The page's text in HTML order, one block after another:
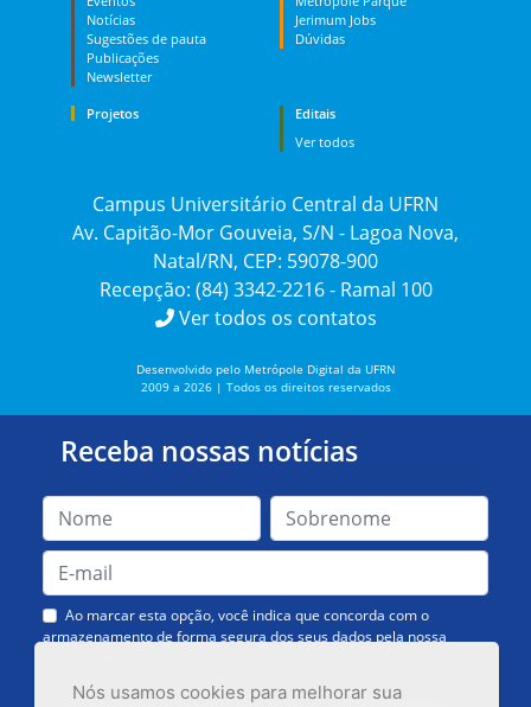
Nós usamos cookies para melhorar sua
Notícias
Sugestões de pauta
Publicações
Newsletter
Jerimum Jobs
Dúvidas
Projetos
Editais
Ver todos
Campus Universitário Central da UFRN
Av. Capitão-Mor Gouveia, S/N - Lagoa Nova,
Natal/RN, CEP: 59078-900
Recepção: (84) 3342-2216 - Ramal 100
Ver todos os contatos
Desenvolvido pelo Metrópole Digital da UFRN
2009 a 2026 | Todos os direitos reservados
Receba nossas notícias
Ao marcar esta opção, você indica que concorda com o
armazenamento de forma segura dos seus dados pela nossa